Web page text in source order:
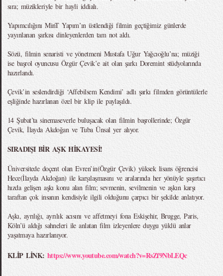
sıra; müzikleriyle bir hayli iddialı.
Yapımcılığını MinT Yapım’ın üstlendiği filmin geçtiğimiz günlerde
yayınlanan şarkısı dinleyenlerden tam not aldı.
Sözü, filmin senaristi ve yönetmeni Mustafa Uğur Yağcıoğlu’na; müziği
ise başrol oyuncusu Özgür Çevik’e ait olan şarkı Doremint stüdyolarında
hazırlandı.
Çevik’in seslendirdiği ‘Affebilsem Kendimi’ adlı şarkı filmden görüntülerle
eşliğinde hazırlanan özel bir klip ile paylaşıldı.
14 Şubat’ta sinemaseverle buluşacak olan filmin başrollerinde; Özgür
Çevik, İlayda Akdoğan ve Tuba Ünsal yer alıyor.
SIRADIŞI BİR AŞK HİKAYESİ!
Üniversitede doçent olan Evren’in(Özgür Çevik) yüksek lisans öğrencisi
Hece(İlayda Akdoğan) ile karşılaşmasını ve aralarında her yönüyle şaşırtıcı
hızda gelişen aşkı konu alan film; sevmenin, sevilmenin ve aşkın karşı
taraftan çok insanın kendisiyle ilgili olduğunu çarpıcı bir şekilde anlatıyor.
Aşkı, ayrılığı, ayrılık acısını ve affetmeyi fona Eskişehir, Brugge, Paris,
Köln’ü aldığı sahneleri ile anlatan film izleyenlere duygu yüklü anlar
yaşatmaya hazırlanıyor.
KLİP LİNK: https://www.youtube.com/watch?v=RsZf9NbLEQc